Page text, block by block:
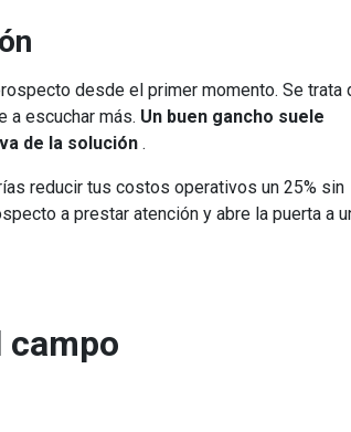
desde el primer momento. Se trata
a escuchar más. Un buen gancho suele
de la solución .
reducir tus costos operativos un 25% sin
a prestar atención y abre la puerta a
campo